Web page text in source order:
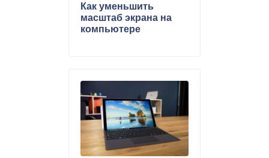
Как уменьшить
масштаб экрана на
компьютере